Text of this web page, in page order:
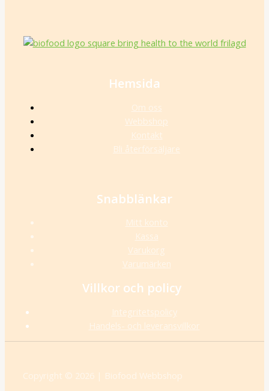
Hemsida
Om oss
Webbshop
Kontakt
Bli återförsäljare
Snabblänkar
Mitt konto
Kassa
Varukorg
Varumärken
Villkor och policy
Integritetspolicy
Handels- och leveransvillkor
Copyright © 2026 | Biofood Webbshop